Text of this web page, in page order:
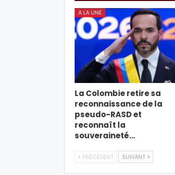
A LA UNE
La Colombie retire sa
reconnaissance de la
pseudo-RASD et
reconnaît la
souveraineté…
PRÉCÉDENT SUIVANT